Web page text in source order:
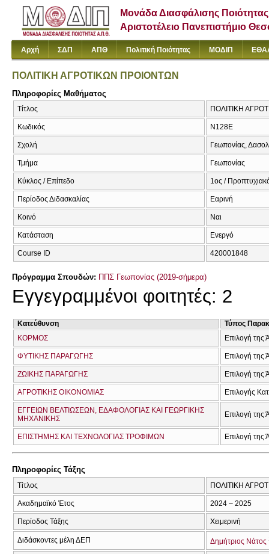
Μονάδα Διασφάλισης Ποιότητας
Αριστοτέλειο Πανεπιστήμιο
Αρχή ΣΔΠ ΑΠΘ Πολιτική Ποιότητας ΜΟΔΙΠ
ΠΟΛΙΤΙΚΗ ΑΓΡΟΤΙΚΩΝ ΠΡΟΙΟΝΤΩΝ
Πληροφορίες Μαθήματος
Τίτλος ΠΟΛΙΤΙΚΗ
Κωδικός Ν128Ε
Σχολή Γεωπονίας,
Τμήμα Γεωπονίας
Κύκλος / Επίπεδο 1ος /
Περίοδος Διδασκαλίας Εαρινή
Κοινό Ναι
Κατάσταση Ενεργό
Course ID 420001848
Πρόγραμμα Σπουδών: ΠΠΣ Γεωπονίας (2019-σήμερα)
Εγγεγραμμένοι φοιτητές: 2
Κατεύθυνση
Τύπος
ΚΟΡΜΟΣ
Επιλογή της
ΦΥΤΙΚΗΣ ΠΑΡΑΓΩΓΗΣ Επιλογή της
ΖΩΙΚΗΣ ΠΑΡΑΓΩΓΗΣ Επιλογή της
ΑΓΡΟΤΙΚΗΣ ΟΙΚΟΝΟΜΙΑΣ Επιλογής
ΕΓΓΕΙΩΝ ΒΕΛΤΙΩΣΕΩΝ, ΕΔΑΦΟΛΟΓΙΑΣ ΚΑΙ ΓΕΩΡΓΙΚΗΣ
ΜΗΧΑΝΙΚΗΣ
Επιλογή της
ΕΠΙΣΤΗΜΗΣ ΚΑΙ ΤΕΧΝΟΛΟΓΙΑΣ ΤΡΟΦΙΜΩΝ Επιλογή της
Πληροφορίες Τάξης
Τίτλος ΠΟΛΙΤΙΚΗ
Ακαδημαϊκό Έτος 2024 – 2025
Περίοδος Τάξης Χειμερινή
Διδάσκοντες μέλη ΔΕΠ Δημήτριος Νάτος